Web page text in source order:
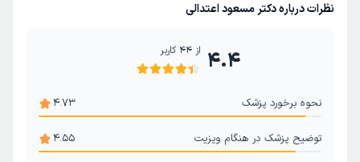
نظرات درباره دکتر مسعود اعتدالی
4.4 از44 کاربر
نحوه برخورد پزشک 4.73
توضیح پزشک در هنگام ویزیت 4.55